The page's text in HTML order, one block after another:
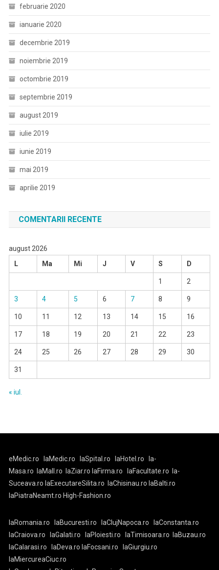
februarie 2020
ianuarie 2020
decembrie 2019
noiembrie 2019
octombrie 2019
septembrie 2019
august 2019
iulie 2019
iunie 2019
mai 2019
aprilie 2019
COMENTARII RECENTE
august 2026
L
Ma Mi J V S D
1 2
3 4 5 6 7 8 9
10 11 12 13 14 15 16
17 18 19 20 21 22 23
24 25 26 27 28 29 30
31
« iul.
eMedic.ro laMedic.ro laSpital.ro laHotel.ro
la-
Masa.ro
laMall.ro laZiar.ro laFirma.ro laFacultate.ro
la-
Suceava.ro laExecutareSilita.ro laChisinau.ro laBalti.ro
laPiatraNeamt.ro High-Fashion.ro
laRomania.ro laBucuresti.ro laClujNapoca.ro
laConstanta.ro
laCraiova.ro
laGalati.ro laPloiesti.ro laTimisoara.ro
laBuzau.ro
laCalarasi.ro
laDeva.ro laFocsani.ro
laGiurgiu.ro
laMiercureaCiuc.ro